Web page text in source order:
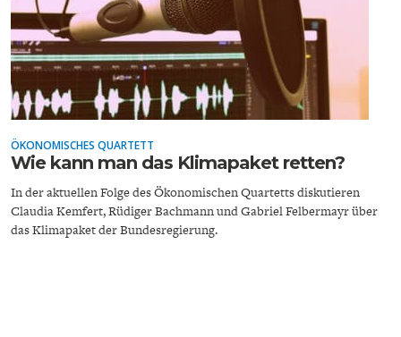
UNGLEICHHEIT UND
MACHT
ÖKONOMISCHES QUARTETT
Wie kann man das Klimapaket retten?
In der aktuellen Folge des Ökonomischen Quartetts diskutieren
Claudia Kemfert, Rüdiger Bachmann und Gabriel Felbermayr über
das Klimapaket der Bundesregierung.